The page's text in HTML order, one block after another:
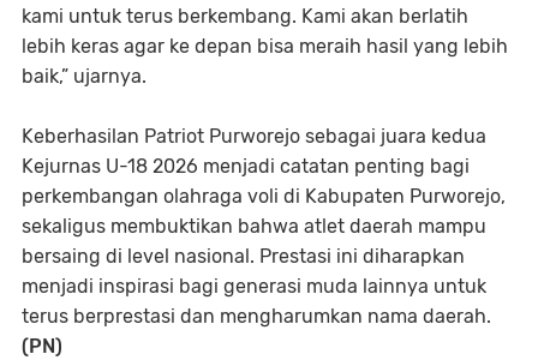
kami untuk terus berkembang. Kami akan berlatih
lebih keras agar ke depan bisa meraih hasil yang lebih
baik,” ujarnya.
Keberhasilan Patriot Purworejo sebagai juara kedua
Kejurnas U-18 2026 menjadi catatan penting bagi
perkembangan olahraga voli di Kabupaten Purworejo,
sekaligus membuktikan bahwa atlet daerah mampu
bersaing di level nasional. Prestasi ini diharapkan
menjadi inspirasi bagi generasi muda lainnya untuk
terus berprestasi dan mengharumkan nama daerah.
(PN)